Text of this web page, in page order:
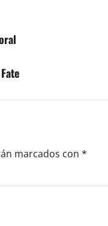
marcados con *